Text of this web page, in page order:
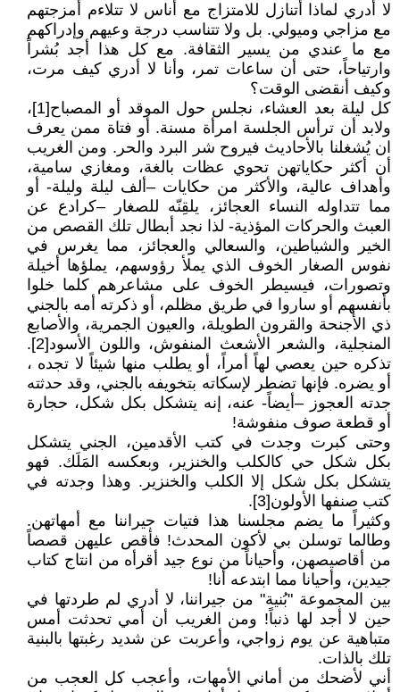
لا أدري لماذا أتنازل للامتزاج مع أناس لا تتلاءم أمزجتهم
مع مزاجي وميولي. بل ولا تتناسب درجة وعيهم وإدراكهم
مع ما عندي من يسير الثقافة. مع كل هذا أجد بُشراً
وارتياحاً، حتى أن ساعات تمر، وأنا لا أدري كيف مرت،
وكيف أنقضى الوقت؟
كل ليلة بعد العشاء، نجلس حول الموقد أو المصباح[1]،
ولابد أن ترأس الجلسة امرأة مسنة. أو فتاة ممن يعرف
ان يُشغلنا بالأحاديث فيروح شر البرد والحر. ومن الغريب
أن أكثر حكاياتهن تحوي عظات بالغة، ومغازي سامية،
وأهداف عالية، والأكثر من حكايات –ألف ليلة وليلة- أو
مما تتداوله النساء العجائز، يلقِنّه للصغار –كرادع عن
العبث والحركات المؤذية- لذا نجد أبطال تلك القصص من
الخير والشياطين، والسعالي والعجائز، مما يغرس في
نفوس الصغار الخوف الذي يملأ رؤوسهم، يملؤها أخيلة
وتصورات، فيسيطر الخوف على مشاعرهم كلما خلوا
بأنفسهم أو ساروا في طريق مظلم، أو ذكرته أمه بالجني
ذي الأجنحة والقرون الطويلة، والعيون الجمرية، والأصابع
المنجلية، والشعر الأشعث المنفوش، واللون الأسود[2].
تذكره حين يعصي لهاً أمراً، أو يطلب منها شيئاً لا تجده ،
أو يضره. فإنها تضطر لإسكاته بتخويفه بالجني، وقد حدثته
جدته العجوز –أيضاً- عنه، إنه يتشكل بكل شكل، حجارة
أو قطعة صوف منفوشة!
وحتى كبرت وجدت في كتب الأقدمين، الجني يتشكل
بكل شكل حي كالكلب والخنزير، وبعكسه المَلَك. فهو
يتشكل بكل شكل إلا الكلب والخنزير. وهذا وجدته في
كتب صنفها الأولون[3].
وكثيراً ما يضم مجلسنا هذا فتيات جيراننا مع أمهاتهن.
وطالما توسلن بي لأكون المحدث! فأقص عليهن قصصاً
من أقاصيصهن، وأحياناً من نوع جيد أقرأه من انتاج كتاب
جيدين، وأحيانا مما ابتدعه أنا!
بين المجموعة "بُنية" من جيراننا، لا أدري لم طردتها في
حين لا أجد لها ذنباً! ومن الغريب أن أمي تحدثت أمس
متباهية عن يوم زواجي، وأعربت عن شديد رغبتها بالبنية
تلك بالذات.
أني لأضحك من أماني الأمهات، وأعجب كل العجب من